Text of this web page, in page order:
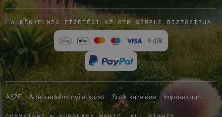
A KÉNYELMES FIZETÉST AZ OTP SIMPLE BIZTOSÍTJA
ÁSZF Adatvédelmi nyilatkozat Sütik kezelése Impresszum